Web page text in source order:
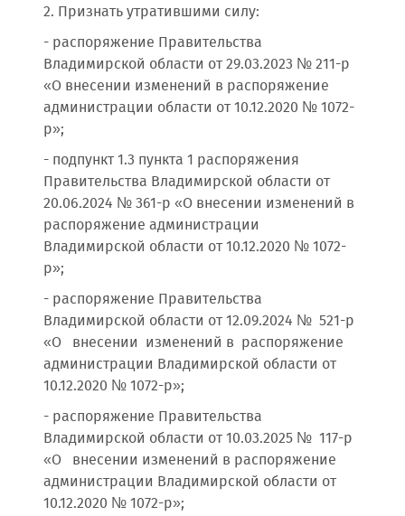
2. Признать утратившими силу:
- распоряжение Правительства
Владимирской области от 29.03.2023 № 211-р
«О внесении изменений в распоряжение
администрации области от 10.12.2020 № 1072-
р»;
- подпункт 1.3 пункта 1 распоряжения
Правительства Владимирской области от
20.06.2024 № 361-р «О внесении изменений в
распоряжение администрации
Владимирской области от 10.12.2020 № 1072-
р»;
- распоряжение Правительства
Владимирской области от 12.09.2024 № 521-р
«О внесении изменений в распоряжение
администрации Владимирской области от
10.12.2020 № 1072-р»;
- распоряжение Правительства
Владимирской области от 10.03.2025 № 117-р
«О внесении изменений в распоряжение
администрации Владимирской области от
10.12.2020 № 1072-р»;